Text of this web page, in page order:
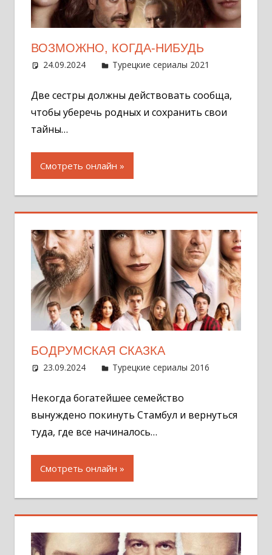
ВОЗМОЖНО, КОГДА-НИБУДЬ
24.09.2024 Администратор
Турецкие сериалы 2021
Две сестры должны действовать сообща,
чтобы уберечь родных и сохранить свои
тайны…
Смотреть онлайн
БОДРУМСКАЯ СКАЗКА
23.09.2024 Администратор
Турецкие сериалы 2016
Некогда богатейшее семейство
вынуждено покинуть Стамбул и вернуться
туда, где все начиналось…
Смотреть онлайн